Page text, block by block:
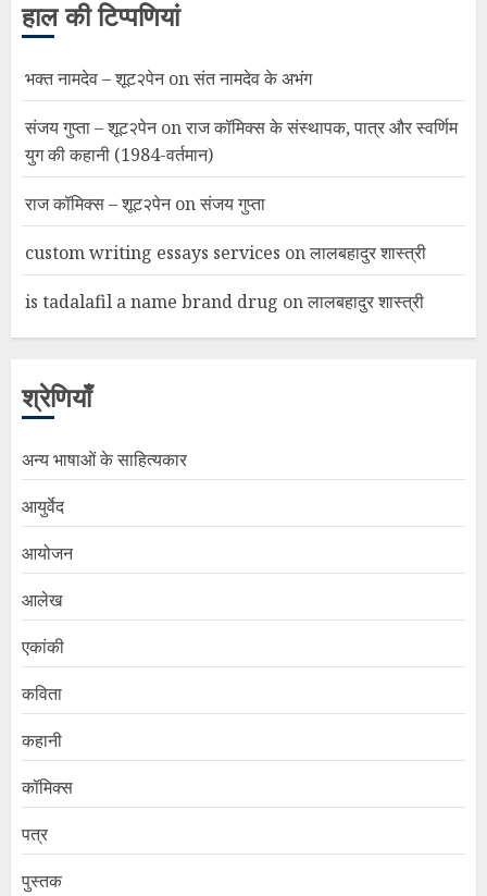
हाल की टिप्पणियां
भक्त नामदेव – शूट२पेनonसंत नामदेव के अभंग
संजय गुप्ता – शूट२पेनonराज कॉमिक्स के संस्थापक, पात्र और स्वर्णिम
युग की कहानी (1984-वर्तमान)
राज कॉमिक्स – शूट२पेनonसंजय गुप्ता
custom writing essays services onलालबहादुर शास्त्री
is tadalafil a name brand drug onलालबहादुर शास्त्री
श्रेणियाँ
अन्य भाषाओं के साहित्यकार
आयुर्वेद
आयोजन
आलेख
एकांकी
कविता
कहानी
कॉमिक्स
पत्र
पुस्तक